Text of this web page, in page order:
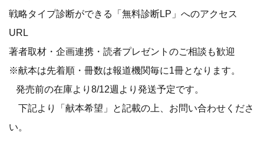
戦略タイプ診断ができる「無料診断LP」へのアクセス
URL
著者取材・企画連携・読者プレゼントのご相談も歓迎
※献本は先着順・冊数は報道機関毎に1冊となります。
発売前の在庫より8/12週より発送予定です。
下記より「献本希望」と記載の上、お問い合わせくださ
い。